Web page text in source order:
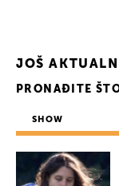
JOŠ
PRONAĐITE
SHOW